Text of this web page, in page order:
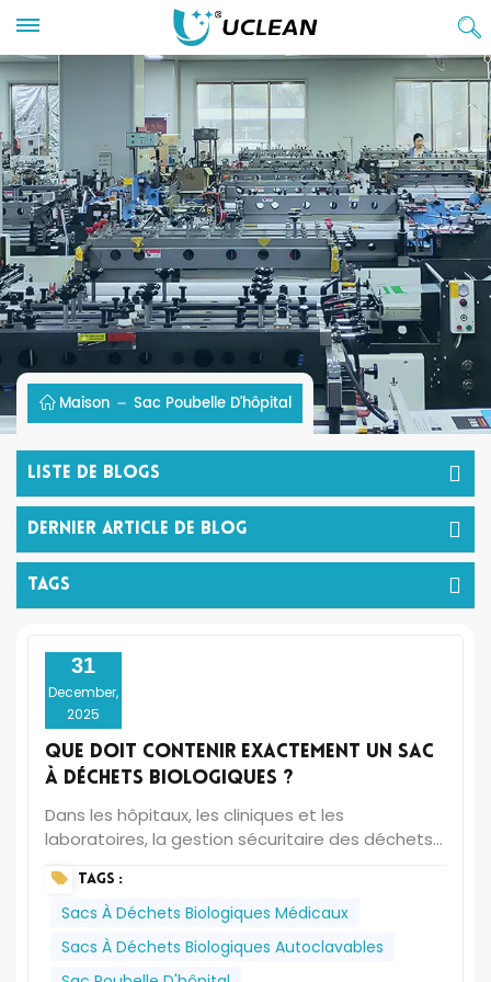
Maison Sac Poubelle D'hôpital
Liste De Blogs
Dernier Article De Blog
TAGS
31
December,
2025
Que doit contenir exactement un sac
à déchets biologiques ?
Dans les hôpitaux, les cliniques et les
laboratoires, la gestion sécuritaire des déchets
qu'interviennent les sacs à déchets biologiques.
Souvent appelés sacs à déchets médicaux (ou
familièrement sacs poubelles hospitaliers), ces
sacs jetables spécialisés sont conçus
TAGS :
Sacs À Déchets Biologiques Médicaux
Sacs À Déchets Biologiques Autoclavables